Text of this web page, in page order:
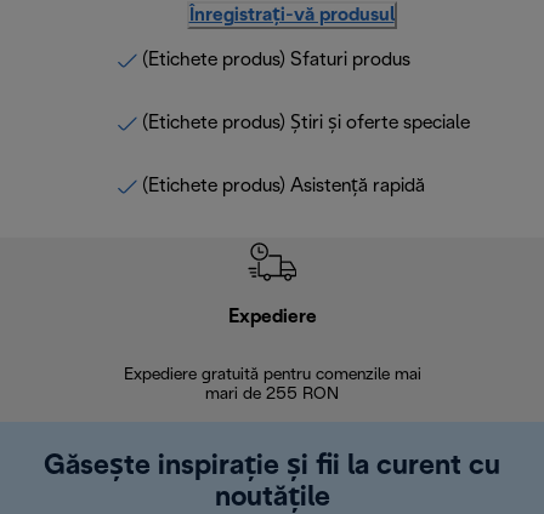
Înregistrați-vă produsul
(Etichete produs) Sfaturi produs
(Etichete produs) Știri și oferte speciale
(Etichete produs) Asistență rapidă
Expediere
Expediere gratuită pentru comenzile mai
mari de 255 RON
Găsește inspirație și fii la curent cu
noutățile